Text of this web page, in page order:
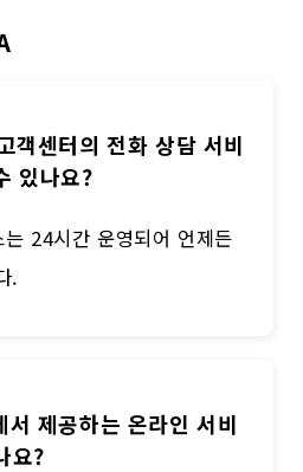
객센터의 전화 상담 서비
있나요?
24시간 운영되어 언제든
.
제공하는 온라인 서비
요?